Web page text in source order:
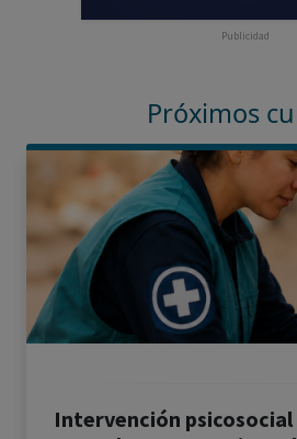
Publicidad
Próximos
Intervención